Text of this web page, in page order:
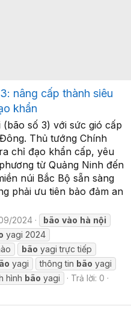
nâng cấp thành siêu
khẩn
(bão số 3) với sức gió cấp
Thủ tướng Chính
chỉ đạo khẩn cấp, yêu
từ Quảng Ninh đến
núi Bắc Bộ sẵn sàng
phải ưu tiên bảo đảm an
2024 bão vào hà nội
yagi 2024
bão yagi trực tiếp
yagi thông tin bão yagi
hình bão yagi
Trả lời: 0